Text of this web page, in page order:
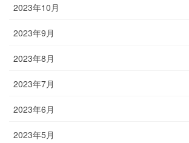
2023年10月
2023年9月
2023年8月
2023年7月
2023年6月
2023年5月